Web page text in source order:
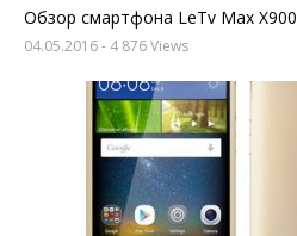
Обзор смартфона LeTv Max X900
04.05.2016- 4 876 Views